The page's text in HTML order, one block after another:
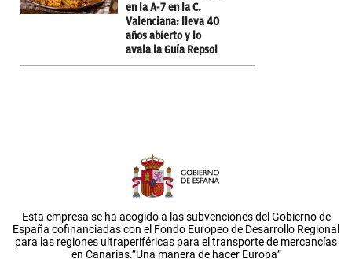
en la A-7 en la C.
Valenciana: lleva 40
años abierto y lo
avala la Guía Repsol
Esta empresa se ha acogido a las subvenciones del Gobierno de
España cofinanciadas con el Fondo Europeo de Desarrollo Regional
para las regiones ultraperiféricas para el transporte de mercancías
en Canarias.”Una manera de hacer Europa”